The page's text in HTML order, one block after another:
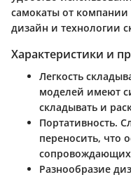
самокаты от
дизайн и технологии
Характеристики и
Легкость
моделей имеют
складывать и
Портативность.
переносить, что
сопровождающих
Разнообразие